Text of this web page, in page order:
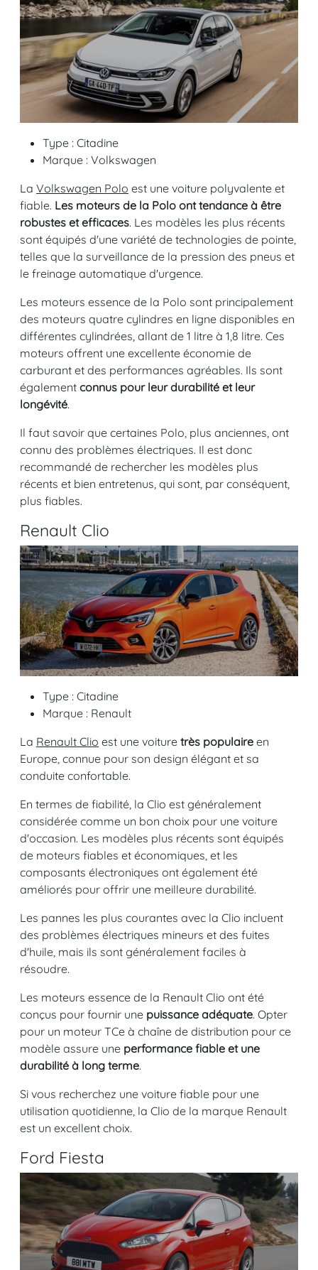
Type : Citadine
Marque : Volkswagen
La Volkswagen Polo est une voiture polyvalente et
fiable. Les moteurs de la Polo ont tendance à être
robustes et efficaces. Les modèles les plus récents
sont équipés d'une variété de technologies de pointe,
telles que la surveillance de la pression des pneus et
le freinage automatique d'urgence.
Les moteurs essence de la Polo sont principalement
des moteurs quatre cylindres en ligne disponibles en
différentes cylindrées, allant de 1 litre à 1,8 litre. Ces
moteurs offrent une excellente économie de
carburant et des performances agréables. Ils sont
également connus pour leur durabilité et leur
longévité.
Il faut savoir que certaines Polo, plus anciennes, ont
connu des problèmes électriques. Il est donc
recommandé de rechercher les modèles plus
récents et bien entretenus, qui sont, par conséquent,
plus fiables.
Renault Clio
Type : Citadine
Marque : Renault
La Renault Clio est une voiture très populaire en
Europe, connue pour son design élégant et sa
conduite confortable.
En termes de fiabilité, la Clio est généralement
considérée comme un bon choix pour une voiture
d'occasion. Les modèles plus récents sont équipés
de moteurs fiables et économiques, et les
composants électroniques ont également été
améliorés pour offrir une meilleure durabilité.
Les pannes les plus courantes avec la Clio incluent
des problèmes électriques mineurs et des fuites
d'huile, mais ils sont généralement faciles à
résoudre.
Les moteurs essence de la Renault Clio ont été
conçus pour fournir une puissance adéquate. Opter
pour un moteur TCe à chaîne de distribution pour ce
modèle assure une performance fiable et une
durabilité à long terme.
Si vous recherchez une voiture fiable pour une
utilisation quotidienne, la Clio de la marque Renault
est un excellent choix.
Ford Fiesta